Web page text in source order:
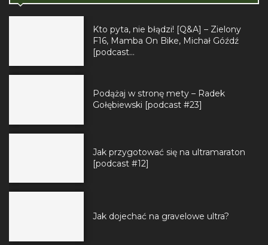
Kto pyta, nie błądzi! [Q&A] – Zielony
F16, Mamba On Bike, Michał Góźdź
[podcast...
Podążaj w stronę mety – Radek
Gołębiewski [podcast #23]
Jak przygotować się na ultramaraton
[podcast #12]
Jak dojechać na gravelowe ultra?